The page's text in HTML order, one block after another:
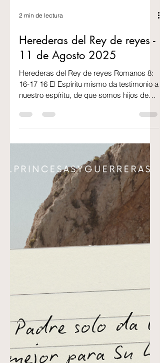
2 min de lectura
Herederas del Rey de reyes -
11 de Agosto 2025
Herederas del Rey de reyes Romanos 8:
16-17 16 El Espíritu mismo da testimonio a
nuestro espíritu, de que somos hijos de
Dios. 17 Y si...